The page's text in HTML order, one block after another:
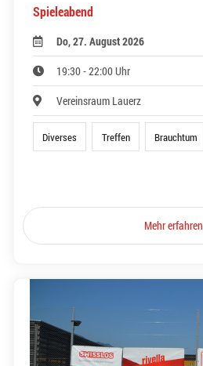
Spieleabend
Do, 27. August 2026
19:30 - 22:00 Uhr
Vereinsraum Lauerz
Diverses Treffen Brauchtum
Mehr erfahren